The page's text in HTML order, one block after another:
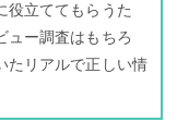
役立ててもらうた
ュー調査はもちろ
たリアルで正しい情